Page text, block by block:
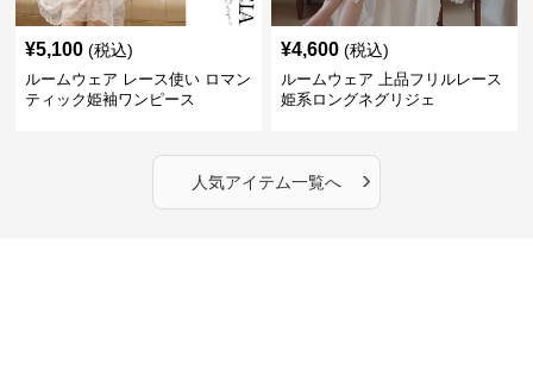
¥5,100 (税込)
ルームウェア レース使い ロマン
ティック姫袖ワンピース
¥4,600 (税込)
ルームウェア 上品フリルレース
姫系ロングネグリジェ
人気アイテム一覧へ ›